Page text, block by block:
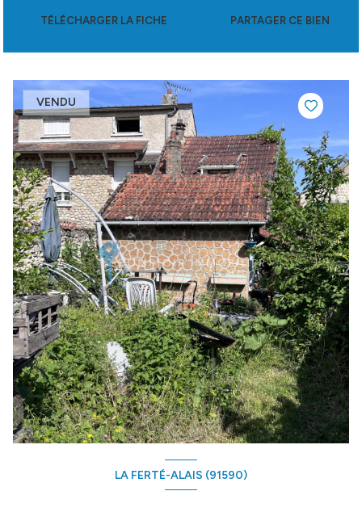
TÉLÉCHARGER LA FICHE PARTAGER CE BIEN
VENDU
LA FERTÉ-ALAIS (91590)